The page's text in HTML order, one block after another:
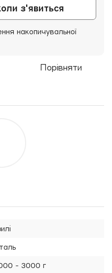
з'явиться
накопичувальної
Порівняти
- 3000 г